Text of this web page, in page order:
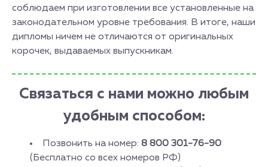
соблюдаем при изготовлении все установленные на
законодательном уровне требования. В итоге, наши
дипломы ничем не отличаются от оригинальных
корочек, выдаваемых выпускникам.
Связаться с нами можно любым
удобным способом:
Позвонить на номер: 8 800 301-76-90
(Бесплатно со всех номеров РФ)